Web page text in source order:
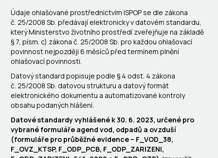
Údaje ohlašované prostřednictvím ISPOP se dle zákona
č. 25/2008 Sb. předávají elektronicky v datovém standardu,
který Ministerstvo životního prostředí zveřejňuje na základě
§ 7, písm. c) zákona č. 25/2008 Sb. pro každou ohlašovací
povinnost nejpozději 6 měsíců před termínem plnění
ohlašovací povinnosti.
Datový standard popisuje podle § 4 odst. 4 zákona
č. 25/2008 Sb. datovou strukturu a datový formát
elektronického dokumentu a automatizované kontroly
obsahu podaných hlášení.
Datové standardy vyhlášené k 30. 6. 2023, určené pro
vybrané formuláře agend vod, odpadů a ovzduší
(formuláře pro průběžné evidence – F_VOD_38,
F_OVZ_KTSP, F_ODP_PCB, F_ODP_ZARIZENI,